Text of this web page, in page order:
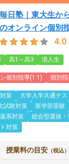
日塾｜東大生か
オンライン個別
4.0
高1～高3 浪人生
個別指導(1:1) 個別
策
大学入学共通テス
試験対策
医学部受験
系対策
総合型選抜
対策
授業料の目安 （税込）